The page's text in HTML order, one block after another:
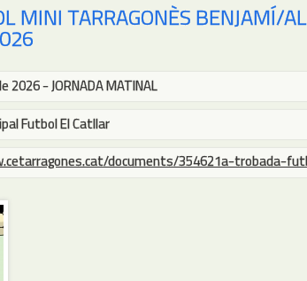
MINI TARRAGONÈS BENJAMÍ/
2026 - JORNADA MATINAL
Futbol El Catllar
documents/354621a-trobada-